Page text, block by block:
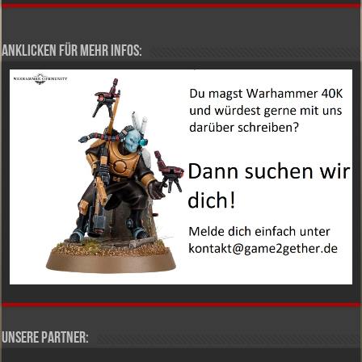
Anklicken für mehr Infos:
Unsere Partner: